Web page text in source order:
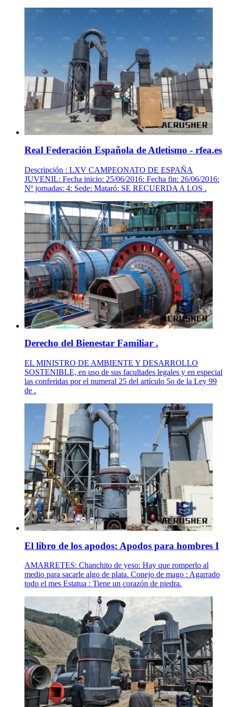
Real Federación Española de Atletismo - rfea.es
Descripción : LXV CAMPEONATO DE ESPAÑA
JUVENIL: Fecha inicio: 25/06/2016: Fecha fin: 26/06/2016:
Nº jornadas: 4: Sede: Mataró: SE RECUERDA A LOS .
Derecho del Bienestar Familiar .
EL MINISTRO DE AMBIENTE Y DESARROLLO
SOSTENIBLE, en uso de sus facultades legales y en especial
las conferidas por el numeral 25 del artículo 5o de la Ley 99
de .
El libro de los apodos: Apodos para hombres I
AMARRETES: Chanchito de yeso: Hay que romperlo al
medio para sacarle algo de plata. Conejo de mago : Agarrado
todo el mes Estatua : Tiene un corazón de piedra.